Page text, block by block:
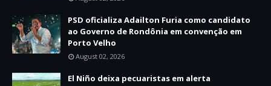
PSD oficializa Adailton Furia como candidato
ao Governo de Rondônia em convenção em
Porto Velho
August 02, 2026
El Niño deixa pecuaristas em alerta